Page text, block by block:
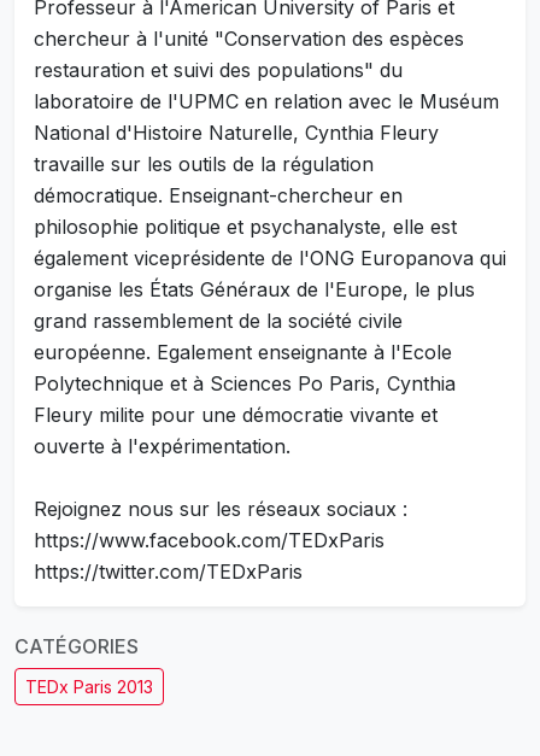
Professeur à l'American University of Paris et
chercheur à l'unité "Conservation des espèces
restauration et suivi des populations" du
laboratoire de l'UPMC en relation avec le Muséum
National d'Histoire Naturelle, Cynthia Fleury
travaille sur les outils de la régulation
démocratique. Enseignant-chercheur en
philosophie politique et psychanalyste, elle est
également viceprésidente de l'ONG Europanova qui
organise les États Généraux de l'Europe, le plus
grand rassemblement de la société civile
européenne. Egalement enseignante à l'Ecole
Polytechnique et à Sciences Po Paris, Cynthia
Fleury milite pour une démocratie vivante et
ouverte à l'expérimentation.
Rejoignez nous sur les réseaux sociaux :
https://www.facebook.com/TEDxParis
https://twitter.com/TEDxParis
CATÉGORIES
TEDx Paris 2013